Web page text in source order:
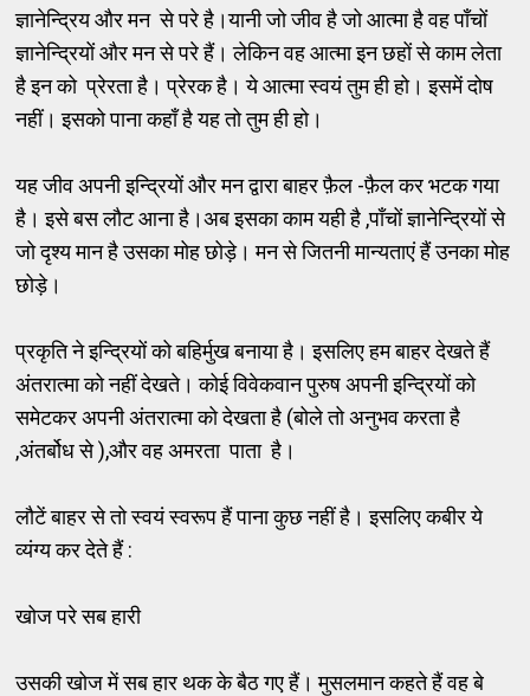
ज्ञानेन्द्रिय और मन से परे है।यानी जो जीव है जो आत्मा है वह पाँचों
ज्ञानेन्द्रियों और मन से परे हैं। लेकिन वह आत्मा इन छहों से काम लेता
है इन को प्रेरता है। प्रेरक है। ये आत्मा स्वयं तुम ही हो। इसमें दोष
नहीं। इसको पाना कहाँ है यह तो तुम ही हो।
यह जीव अपनी इन्द्रियों और मन द्वारा बाहर फ़ैल -फ़ैल कर भटक गया
है। इसे बस लौट आना है।अब इसका काम यही है ,पाँचों ज्ञानेन्द्रियों से
जो दृश्य मान है उसका मोह छोड़े। मन से जितनी मान्यताएं हैं उनका मोह
छोड़े।
प्रकृति ने इन्द्रियों को बहिर्मुख बनाया है। इसलिए हम बाहर देखते हैं
अंतरात्मा को नहीं देखते। कोई विवेकवान पुरुष अपनी इन्द्रियों को
समेटकर अपनी अंतरात्मा को देखता है (बोले तो अनुभव करता है
,अंतर्बोध से ),और वह अमरता पाता है।
लौटें बाहर से तो स्वयं स्वरूप हैं पाना कुछ नहीं है। इसलिए कबीर ये
व्यंग्य कर देते हैं :
खोज परे सब हारी
उसकी खोज में सब हार थक के बैठ गए हैं। मुसलमान कहते हैं वह बे